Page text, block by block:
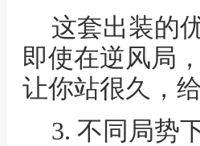
这套出装的
即使在逆风局
让你站很久，
3. 不同局势